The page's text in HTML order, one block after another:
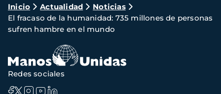
Ruta
de
navegación
Inicio Actualidad
Noticias
El fracaso de la humanidad: 735 millones de personas
sufren hambre en el mundo
Redes sociales